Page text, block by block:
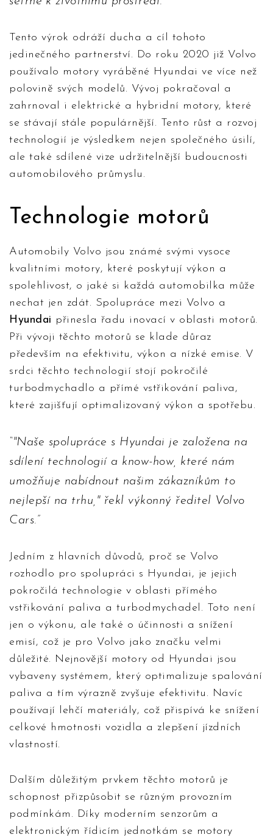
Tento výrok odráží ducha a cíl tohoto
jedinečného partnerství. Do roku 2020 již Volvo
používalo motory vyráběné Hyundai ve více než
polovině svých modelů. Vývoj pokračoval a
zahrnoval i elektrické a hybridní motory, které
se stávají stále populárnější. Tento růst a rozvoj
technologií je výsledkem nejen společného úsilí,
ale také sdílené vize udržitelnější budoucnosti
automobilového průmyslu.
Technologie motorů
Automobily Volvo jsou známé svými vysoce
kvalitními motory, které poskytují výkon a
spolehlivost, o jaké si každá automobilka může
nechat jen zdát. Spolupráce mezi Volvo a
Hyundai přinesla řadu inovací v oblasti motorů.
Při vývoji těchto motorů se klade důraz
především na efektivitu, výkon a nízké emise. V
srdci těchto technologií stojí pokročilé
turbodmychadlo a přímé vstřikování paliva,
které zajišťují optimalizovaný výkon a spotřebu.
"Naše spolupráce s Hyundai je založena na
sdílení technologií a know-how, které nám
umožňuje nabídnout našim zákazníkům to
nejlepší na trhu," řekl výkonný ředitel Volvo
Cars.
Jedním z hlavních důvodů, proč se Volvo
rozhodlo pro spolupráci s Hyundai, je jejich
pokročilá technologie v oblasti přímého
vstřikování paliva a turbodmychadel. Toto není
jen o výkonu, ale také o účinnosti a snížení
emisí, což je pro Volvo jako značku velmi
důležité. Nejnovější motory od Hyundai jsou
vybaveny systémem, který optimalizuje spalování
paliva a tím výrazně zvyšuje efektivitu. Navíc
používají lehčí materiály, což přispívá ke snížení
celkové hmotnosti vozidla a zlepšení jízdních
vlastností.
Dalším důležitým prvkem těchto motorů je
schopnost přizpůsobit se různým provozním
podmínkám. Díky moderním senzorům a
elektronickým řídicím jednotkám se motory